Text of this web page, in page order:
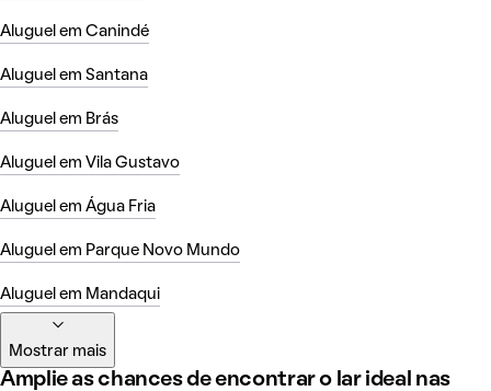
Aluguel em Canindé
Aluguel em Santana
Aluguel em Brás
Aluguel em Vila Gustavo
Aluguel em Água Fria
Aluguel em Parque Novo Mundo
Aluguel em Mandaqui
Mostrar mais
Amplie as chances de encontrar o lar ideal nas